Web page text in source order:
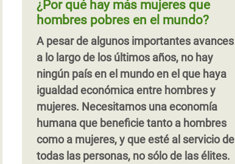
para abordar la desigualdad antes de la
pandemia.
Agenda 2030
Página
anterior
‹‹ Página 2Siguiente
››
colectiva a todo ello, constituye un
enorme potencial para transformar el
mundo en el que vivimos. Este informe
busca explorar los retos y las
oportunidades que tienen las mujeres
trabajadoras en Europa, especialmente
aquellas con empleos precarios y bajos
salarios.
¿Por qué hay más mujeres que
hombres pobres en el mundo?
A pesar de algunos importantes avances
a lo largo de los últimos años, no hay
ningún país en el mundo en el que haya
igualdad económica entre hombres y
mujeres. Necesitamos una economía
humana que beneficie tanto a hombres
como a mujeres, y que esté al servicio de
todas las personas, no sólo de las élites.